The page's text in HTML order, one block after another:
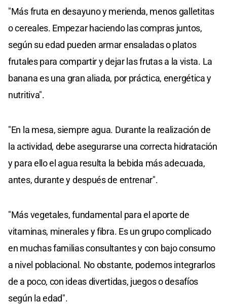
"Más fruta en desayuno y merienda, menos galletitas
o cereales. Empezar haciendo las compras juntos,
según su edad pueden armar ensaladas o platos
frutales para compartir y dejar las frutas a la vista. La
banana es una gran aliada, por práctica, energética y
nutritiva".
"En la mesa, siempre agua. Durante la realización de
la actividad, debe asegurarse una correcta hidratación
y para ello el agua resulta la bebida más adecuada,
antes, durante y después de entrenar".
"Más vegetales, fundamental para el aporte de
vitaminas, minerales y fibra. Es un grupo complicado
en muchas familias consultantes y con bajo consumo
a nivel poblacional. No obstante, podemos integrarlos
de a poco, con ideas divertidas, juegos o desafíos
según la edad".